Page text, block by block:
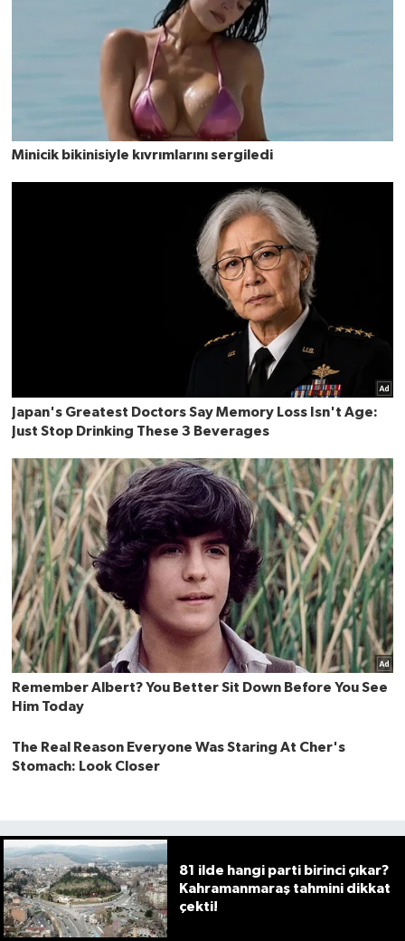
81 ilde hangi parti birinci çıkar?
Kahramanmaraş tahmini dikkat
çekti!